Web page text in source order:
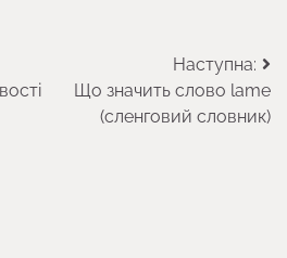
Наступна:
Що значить слово lame
(сленговий словник)